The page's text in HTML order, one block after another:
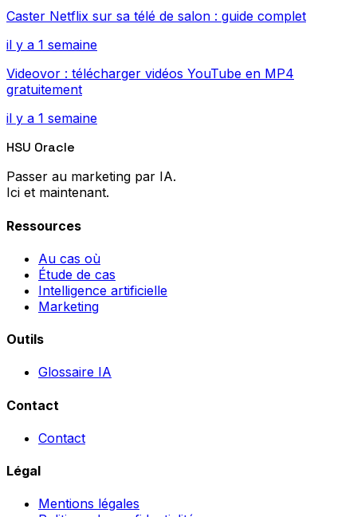
Caster Netflix sur sa télé de salon : guide complet
il y a 1 semaine
Videovor : télécharger vidéos YouTube en MP4
gratuitement
il y a 1 semaine
HSU Oracle
Passer au marketing par IA.
Ici et maintenant.
Ressources
Au cas où
Étude de cas
Intelligence artificielle
Marketing
Outils
Glossaire IA
Contact
Contact
Légal
Mentions légales